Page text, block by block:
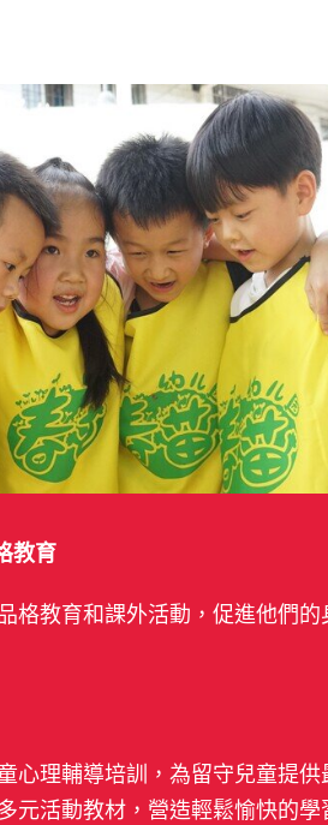
教育
格教育和課外活動，促進他們的
心理輔導培訓，為留守兒童提供
元活動教材，營造輕鬆愉快的學